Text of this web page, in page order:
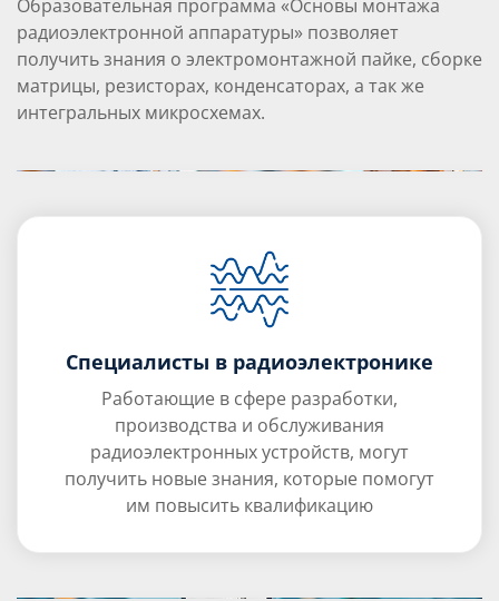
Образовательная программа «Основы монтажа
радиоэлектронной аппаратуры» позволяет
получить знания о электромонтажной пайке, сборке
матрицы, резисторах, конденсаторах, а так же
интегральных микросхемах.
Специалисты в радиоэлектронике
Работающие в сфере разработки,
производства и обслуживания
радиоэлектронных устройств, могут
получить новые знания, которые помогут
им повысить квалификацию